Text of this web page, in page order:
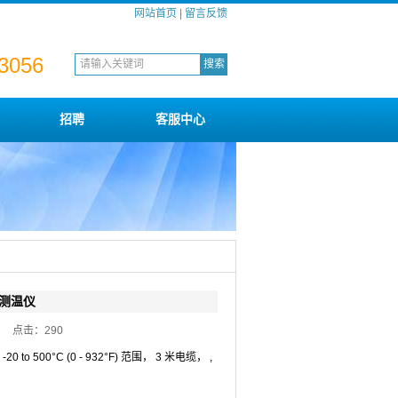
网站首页 留言反馈
招聘 客服中心
温仪
点击： 290
20 to 500°C (0 - 932°F) 范围， 3 米电缆， ,